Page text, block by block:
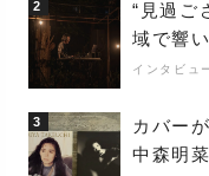
2
“見過ご
域で響
夜神楽
インタビュ
3
カバー
中森明